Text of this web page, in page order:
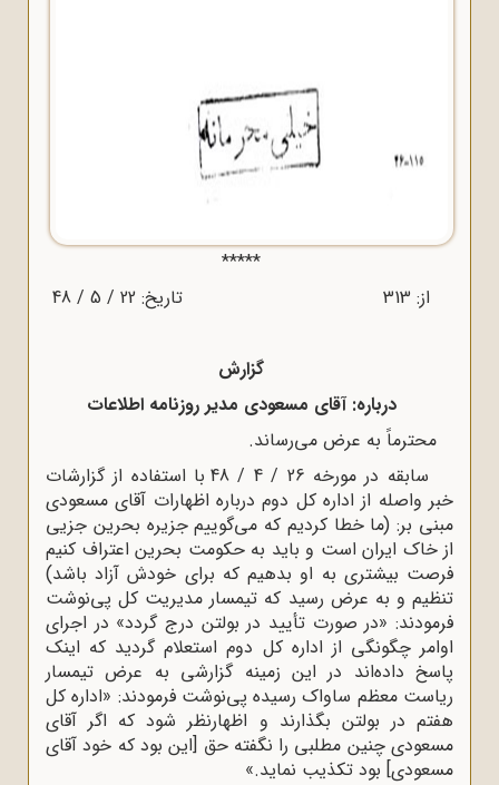
*****
از: 313 تاریخ: 22 / 5 / 48
گزارش
درباره: آقای مسعودی مدیر روزنامه اطلاعات
محترماً به عرض می‌رساند.
سابقه در مورخه 26 / 4 / 48 با استفاده از گزارشات
خبر واصله از اداره کل دوم درباره اظهارات آقای مسعودی
مبنی بر: (ما خطا کردیم که می‌گوییم جزیره بحرین جزیی
از خاک ایران است و باید به حکومت بحرین اعتراف کنیم
فرصت بیشتری به او بدهیم که برای خودش آزاد باشد)
تنظیم و به عرض رسید که تیمسار مدیریت کل پی‌نوشت
فرمودند: «در صورت تأیید در بولتن درج گردد» در اجرای
اوامر چگونگی از اداره کل دوم استعلام گردید که اینک
پاسخ داده‌اند در این زمینه گزارشی به عرض تیمسار
ریاست معظم ساواک رسیده پی‌نوشت فرمودند: «اداره کل
هفتم در بولتن بگذارند و اظهارنظر شود که اگر آقای
مسعودی چنین مطلبی را نگفته حق [این بود که خود آقای
مسعودی] بود تکذیب نماید.»